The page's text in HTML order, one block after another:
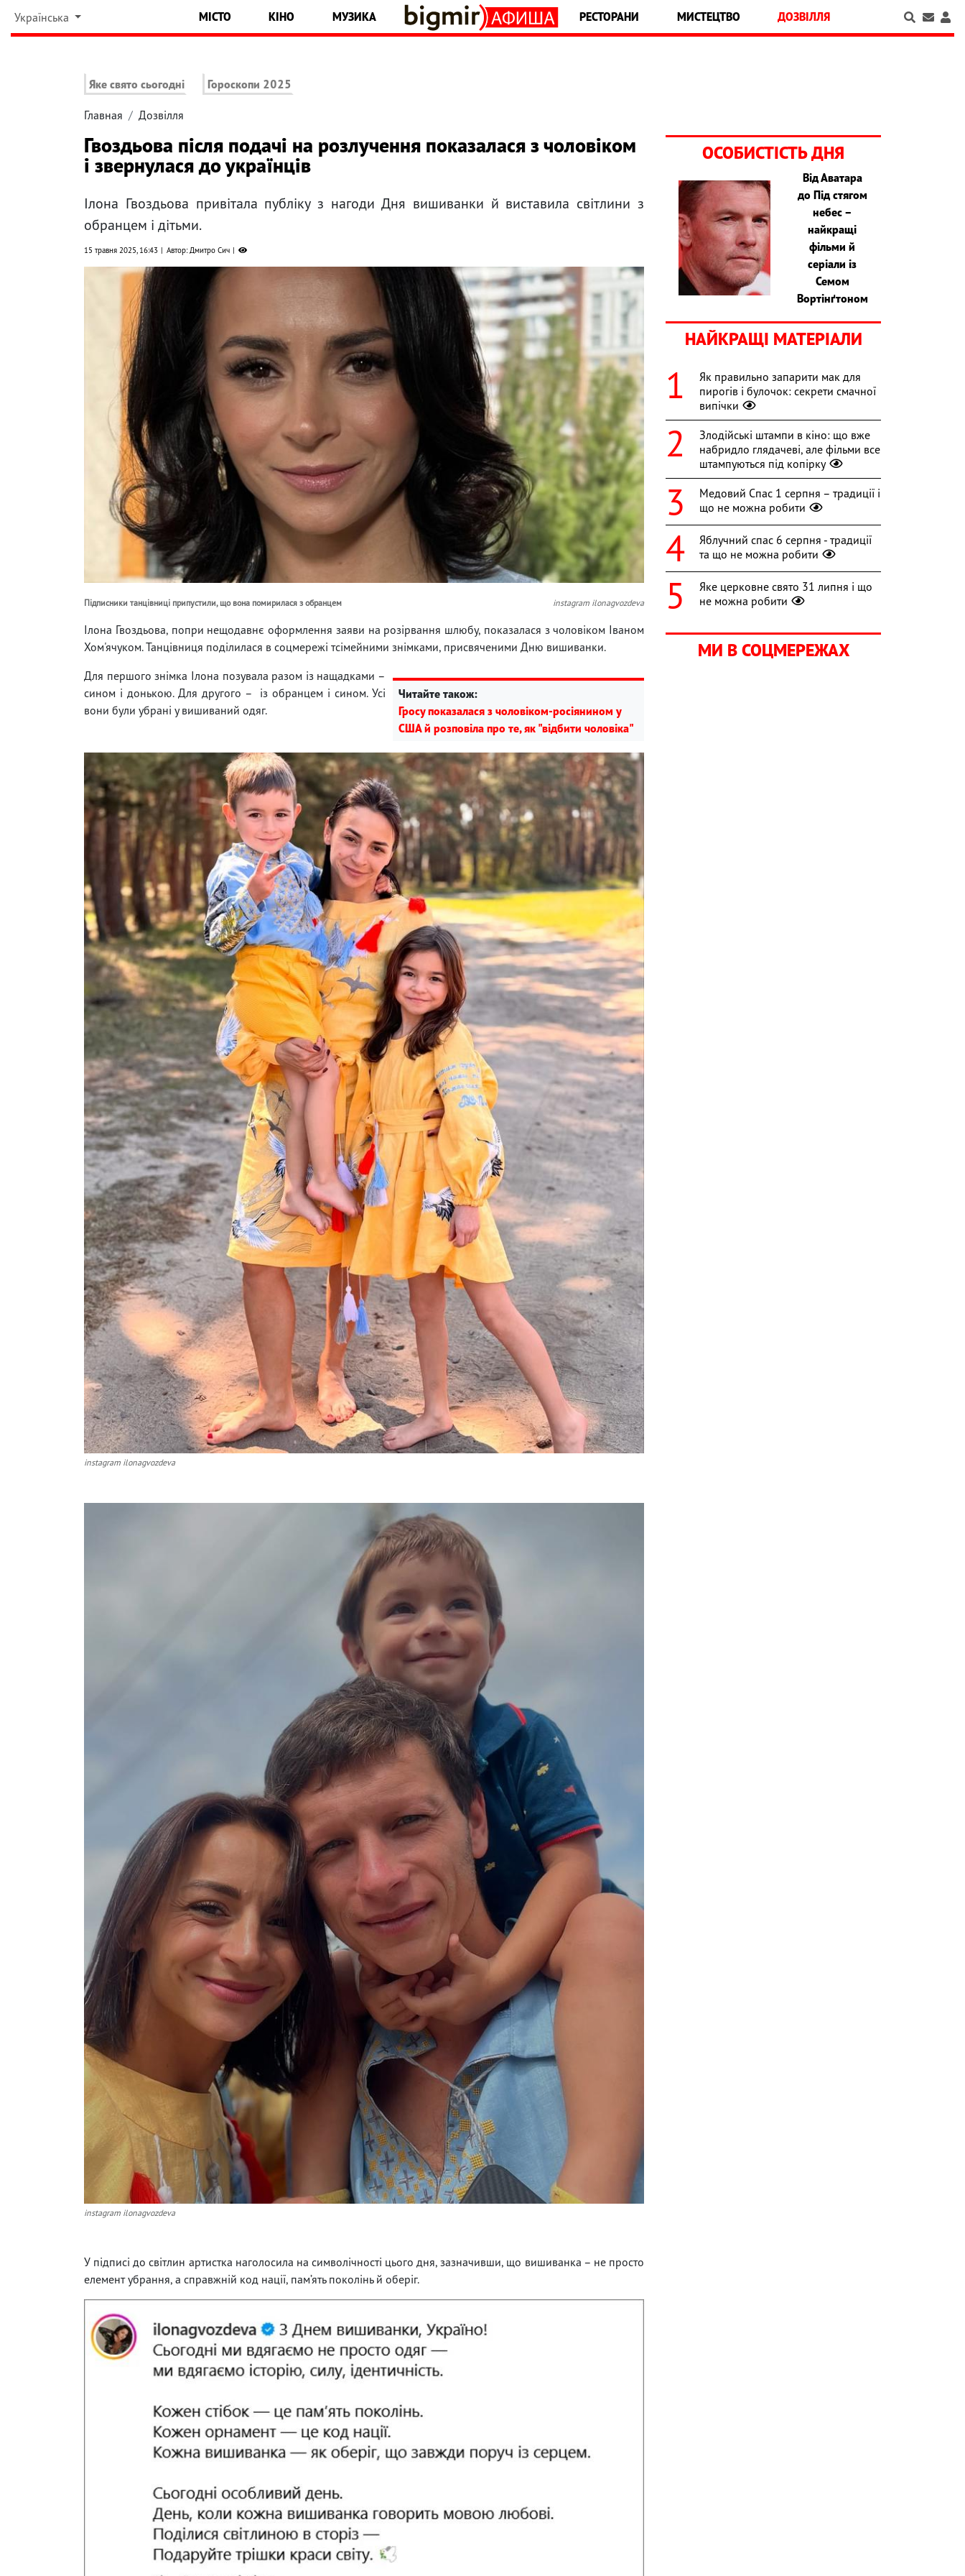
Українська МІСТО КІНО МУЗИКА РЕСТОРАНИ МИСТЕЦТВО ДОЗВІЛЛЯ
Яке свято сьогодні Гороскопи 2025
Главная Дозвілля
Гвоздьова після подачі на розлучення показалася з чоловіком
і звернулася до українців
Ілона Гвоздьова привітала публіку з нагоди Дня вишиванки й виставила світлини з
обранцем і дітьми.
15 травня 2025, 16:43 Автор: Дмитро Сич
Підписники танцівниці припустили, що вона помирилася з обранцем instagram ilonagvozdeva
Ілона Гвоздьова, попри нещодавнє оформлення заяви на розірвання шлюбу, показалася з чоловіком Іваном
Хом'ячуком. Танцівниця поділилася в соцмережі тсімейними знімками, присвяченими Дню вишиванки.
Читайте також:
Гросу показалася з чоловіком-росіянином у
США й розповіла про те, як "відбити чоловіка"
Для першого знімка Ілона позувала разом із нащадками –
сином і донькою. Для другого – із обранцем і сином. Усі
вони були убрані у вишиваний одяг.
instagram ilonagvozdeva
instagram ilonagvozdeva
У підписі до світлин артистка наголосила на символічності цього дня, зазначивши, що вишиванка – не просто
елемент убрання, а справжній код нації, пам’ять поколінь й оберіг.
ОСОБИСТІСТЬ ДНЯ
Від Аватара
до Під стягом
небес –
найкращі
фільми й
серіали із
Семом
Вортінґтоном
НАЙКРАЩІ МАТЕРІАЛИ
Як правильно запарити мак для
пирогів і булочок: секрети смачної
випічки
Злодійські штампи в кіно: що вже
набридло глядачеві, але фільми все
штампуються під копірку
Медовий Спас 1 серпня – традиції і
що не можна робити
Яблучний спас 6 серпня - традиції
та що не можна робити
Яке церковне свято 31 липня і що
не можна робити
МИ В СОЦМЕРЕЖАХ